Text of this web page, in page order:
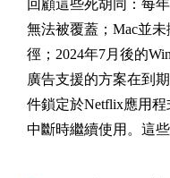
回顧這些死胡同：每
無法被覆蓋；Mac並
徑；2024年7月後的
廣告支援的方案在到
件鎖定於Netflix應用
中斷時繼續使用。這